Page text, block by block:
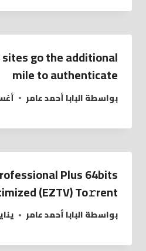
go the additional
mile to authenticate
بواسطةالبابا أحمد عامر
Plus 64bits
(EZTV) To𝚛rent
بواسطةالبابا أحمد عامر يناير